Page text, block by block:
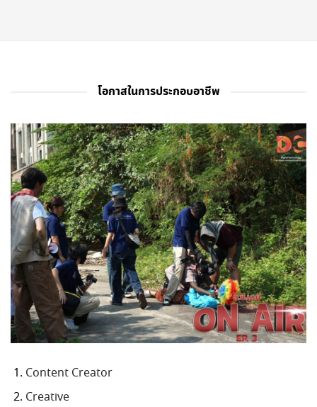
โอกาสในการประกอบอาชีพ
Content Creator
Creative